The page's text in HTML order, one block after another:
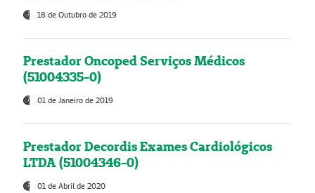
18 de Outubro de 2019
Prestador Oncoped Serviços Médicos
(51004335-0)
01 de Janeiro de 2019
Prestador Decordis Exames Cardiológicos
LTDA (51004346-0)
01 de Abril de 2020